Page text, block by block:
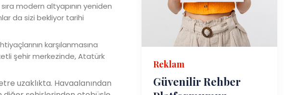
modern altyapının yeniden
da sizi bekliyor tarihi
karşılanmasına
şehir merkezinde, Atatürk
uzaklıkta. Havaalanından
Reklam
Güvenilir Rehber